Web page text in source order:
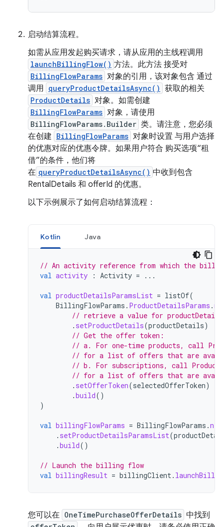
启动结算流程。
如需从应用发起购买请求，请从应用的主线程调用
launchBillingFlow() 方法。此方法 接受对
BillingFlowParams 对象的引用，该对象包含 通过
调用 queryProductDetailsAsync() 获取的相关
ProductDetails 对象。如需创建
BillingFlowParams 对象，请使用
BillingFlowParams.Builder 类。请注意，您必须
在创建 BillingFlowParams 对象时设置 与用户选择
的优惠对应的优惠令牌。如果用户符合 购买选项“租
借”的条件，他们将
在 queryProductDetailsAsync() 中收到包含
RentalDetails 和 offerId 的优惠。
以下示例展示了如何启动结算流程：
Kotlin Java
// An activity reference from which the
val activity : Activity = ...
val productDetailsParamsList = listOf(
BillingFlowParams . ProductDetailsParams .
// retrieve a value for
. setProductDetails(productDetails)
// Get the offer token:
// a. For one-time products, call
// for a list of offers that are
// b. For subscriptions, call
// for a list of offers that are
. setOfferToken(selectedOfferToken)
.build()
)
val billingFlowParams = BillingFlowParams .
. setProductDetailsParamsList(
.build()
// Launch the billing flow
val billingResult = billingClient.
您可以在 OneTimePurchaseOfferDetails 中找到